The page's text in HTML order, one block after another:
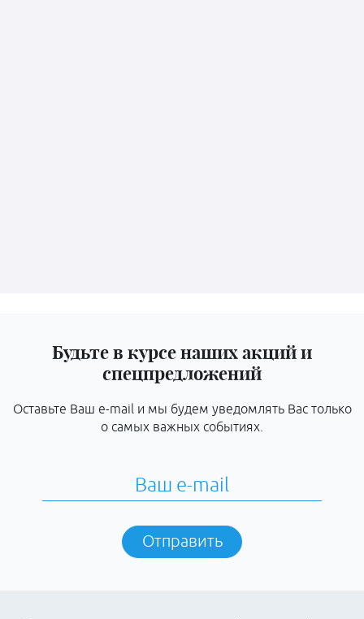
Будьте в курсе наших акций и
спецпредложений
Оставьте Ваш e-mail и мы будем уведомлять Вас только
о самых важных событиях.
Отправить